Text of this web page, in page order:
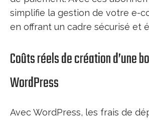
simplifie la gestion de votre e-
en offrant un cadre sécurisé et
Coûts réels de création d’une
WordPress
Avec WordPress, les frais de